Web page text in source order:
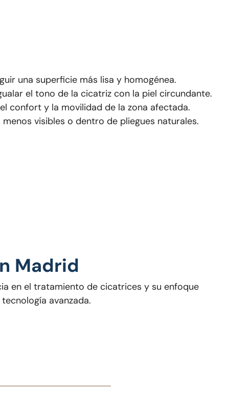
una superficie más lisa y homogénea.
el tono de la cicatriz con la piel circundante.
confort y la movilidad de la zona afectada.
menos visibles o dentro de pliegues naturales.
Madrid
en el tratamiento de cicatrices y su enfoque
avanzada.